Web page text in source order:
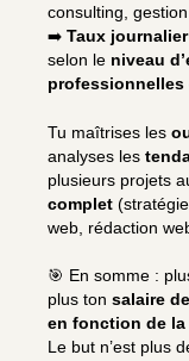
consulting,
➡️ Taux
selon le niveau
professionnelles
Tu maîtrises les
analyses les
plusieurs projets
complet
web, rédaction
🎯 En somme :
plus ton salaire
en fonction de la
Le but n’est plus